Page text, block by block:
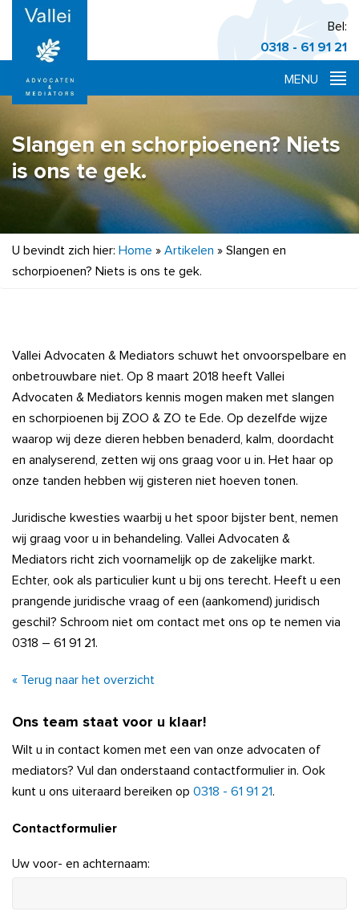
Bel:
0318 - 61 91 21
Slangen en schorpioenen? Niets
is ons te gek.
U bevindt zich hier: Home » Artikelen » Slangen en
schorpioenen? Niets is ons te gek.
Vallei Advocaten & Mediators schuwt het onvoorspelbare en
onbetrouwbare niet. Op 8 maart 2018 heeft Vallei
Advocaten & Mediators kennis mogen maken met slangen
en schorpioenen bij ZOO & ZO te Ede. Op dezelfde wijze
waarop wij deze dieren hebben benaderd, kalm, doordacht
en analyserend, zetten wij ons graag voor u in. Het haar op
onze tanden hebben wij gisteren niet hoeven tonen.
Juridische kwesties waarbij u het spoor bijster bent, nemen
wij graag voor u in behandeling. Vallei Advocaten &
Mediators richt zich voornamelijk op de zakelijke markt.
Echter, ook als particulier kunt u bij ons terecht. Heeft u een
prangende juridische vraag of een (aankomend) juridisch
geschil? Schroom niet om contact met ons op te nemen via
0318 – 61 91 21.
« Terug naar het overzicht
Ons team staat voor u klaar!
Wilt u in contact komen met een van onze advocaten of
mediators? Vul dan onderstaand contactformulier in. Ook
kunt u ons uiteraard bereiken op 0318 - 61 91 21.
Contactformulier
Uw voor- en achternaam: